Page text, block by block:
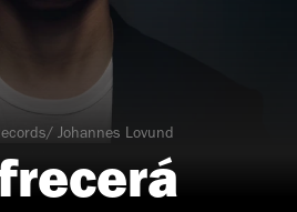
Johannes Lovund
Johannes Lovund